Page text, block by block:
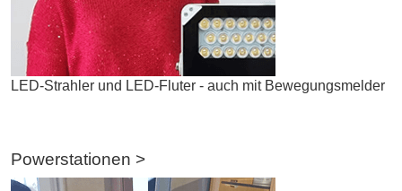
LED-Strahler und LED-Fluter - auch mit Bewegungsmelder
Powerstationen >